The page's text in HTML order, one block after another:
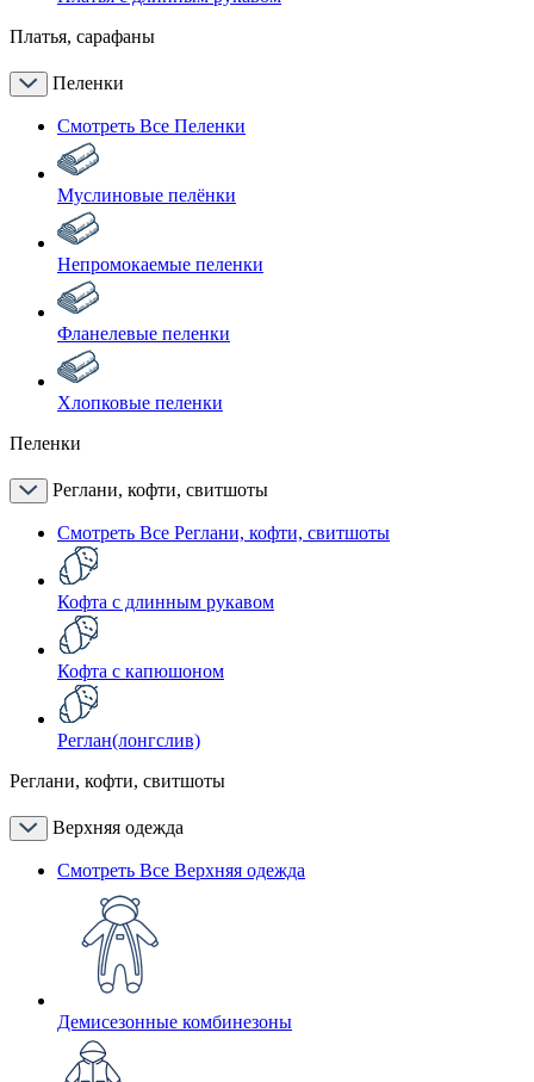
Платья, сарафаны
Пеленки
Смотреть Все Пеленки
Муслиновые пелёнки
Непромокаемые пеленки
Фланелевые пеленки
Хлопковые пеленки
Пеленки
Реглани, кофти, свитшоты
Смотреть Все Реглани, кофти, свитшоты
Кофта с длинным рукавом
Кофта с капюшоном
Реглан(лонгслив)
Реглани, кофти, свитшоты
Верхняя одежда
Смотреть Все Верхняя одежда
Демисезонные комбинезоны